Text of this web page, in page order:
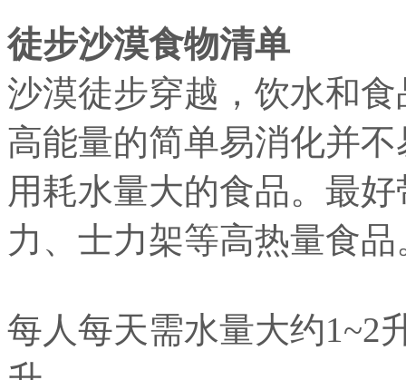
徒步沙漠食物清单
沙漠徒步穿越，饮水和
高能量的简单易消化并
用耗水量大的食品。最
力、士力架等高热量食品
每人每天需水量大约1~2